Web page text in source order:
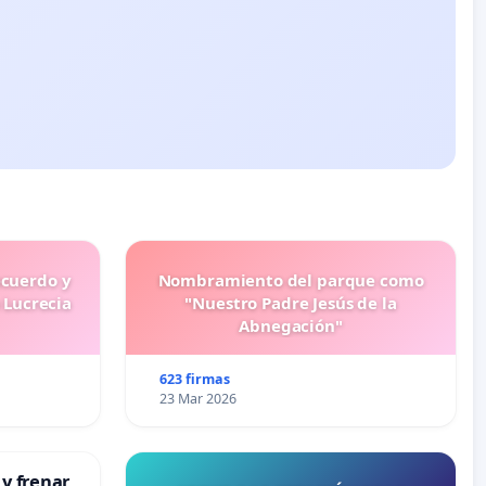
y
Nombramiento del parque como
"Nuestro Padre Jesús de la
Abnegación"
623 firmas
23 Mar 2026